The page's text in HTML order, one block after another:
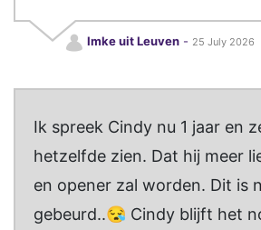
Imke uit Leuven- 25 July 2026
Ik spreek Cindy nu 1 jaar en
hetzelfde zien. Dat hij meer
en opener zal worden. Dit is
gebeurd..😪 Cindy blijft het